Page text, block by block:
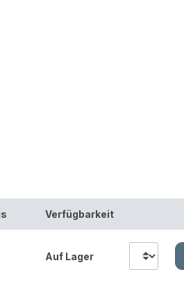
Verfügbarkeit
Auf Lager